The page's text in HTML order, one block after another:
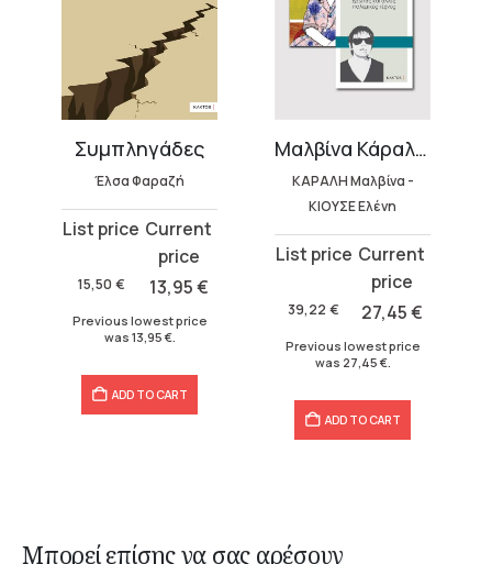
Συμπληγάδες
Έλσα Φαραζή
15,50 €
Original
was:
15,50 €.
13,95€
Current
is:
13,95 €.
Previous lowest price
was 13,95 €.
ADD TO CART
Μαλβίνα Κάραλη & «Η Τσαούσα»
ΚΑΡΑΛΗ Μαλβίνα -
ΚΙΟΥΣΕ Ελένη
39,22 €
Original
was:
39,22 €.
27,45€
Current
is:
27,45 €.
Previous lowest price
was 27,45 €.
ADD TO CART
Μπορεί επίσης να σας αρέσουν